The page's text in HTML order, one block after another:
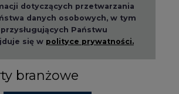
dotyczących przetwarzania
danych osobowych, w tym
Państwu
się w polityce prywatności.
branżowe